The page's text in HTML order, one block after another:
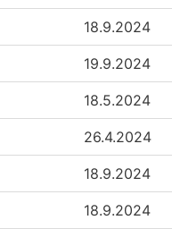
18.9.2024
19.9.2024
18.5.2024
26.4.2024
18.9.2024
18.9.2024